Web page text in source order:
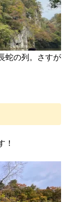
蛇の列。さすが
！